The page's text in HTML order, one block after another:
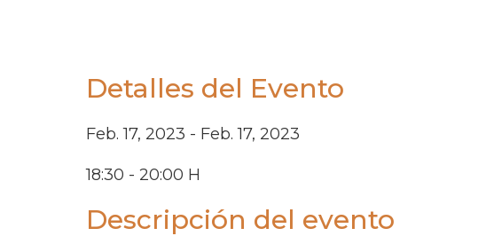
Detalles del Evento
Feb. 17, 2023 - Feb. 17, 2023
18:30 - 20:00 H
Descripción del evento